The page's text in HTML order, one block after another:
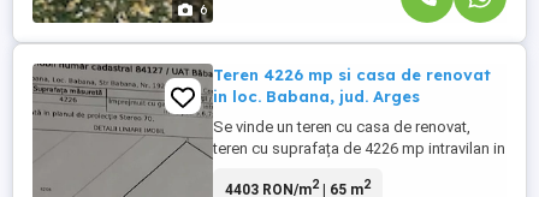
6
Teren 4226 mp si casa de renovat
in loc. Babana, jud. Arges
Se vinde un teren cu casa de renovat,
teren cu suprafața de 4226 mp intravilan in
front stradal generos de 60 ml, situat într-
4403 RON/m2| 65 m2